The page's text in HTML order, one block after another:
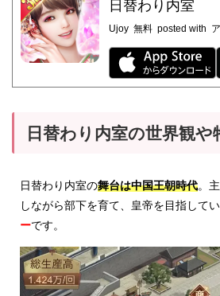
日替わり内室
Ujoy 無料 posted with
日替わり内室の世界観や
日替わり内室の舞台は中国王朝時代。
しながら部下を育て、皇帝を目指してい
ーです。